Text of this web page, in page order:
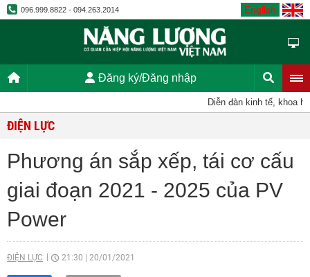
096.999.8822 - 094.263.2014 English
Đăng ký/Đăng nhập
Diễn đàn kinh tế, khoa
ĐIỆN LỰC
Phương án sắp xếp, tái cơ cấu
giai đoạn 2021 - 2025 của PV
Power
ĐIỆN LỰC 21:30 20/01/2021